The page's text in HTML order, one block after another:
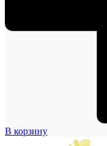
В корзину